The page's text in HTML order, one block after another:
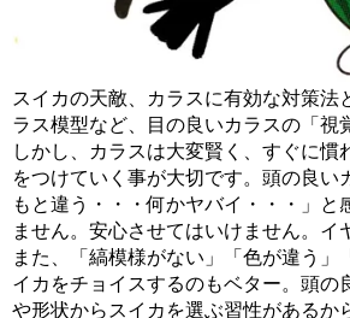
スイカの天敵、カラスに有効な対策法
ラス模型など、目の良いカラスの「視
しかし、カラスは大変賢く、すぐに慣
をつけていく事が大切です。頭の良い
もと違う・・・何かヤバイ・・・」と
ません。安心させてはいけません。イ
また、「縞模様がない」「色が違う」
イカをチョイスするのもベター。頭の
や形状からスイカを選ぶ習性があるか